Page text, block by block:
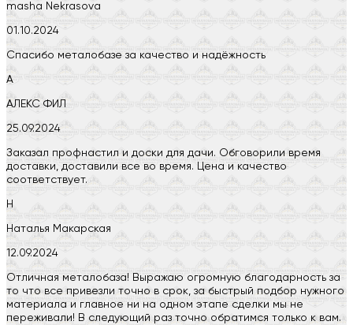
masha Nekrasova
01.10.2024
Спасибо металобазе за качество и надёжность
А
АЛЕКС ФИЛ
25.09.2024
Заказал профнастил и доски для дачи. Обговорили время
доставки, доставили все во время. Цена и качество
соответствует.
Н
Наталья Макарская
12.09.2024
Отличная металобаза! Выражаю огромную благодарность за
то что все привезли точно в срок, за быстрый подбор нужного
материала и главное ни на одном этапе сделки мы не
переживали! В следующий раз точно обратимся только к вам.